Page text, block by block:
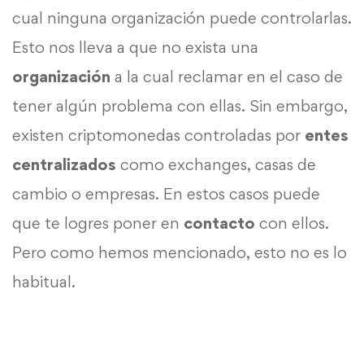
cual ninguna organización puede controlarlas.
Esto nos lleva a que no exista una
organización a la cual reclamar en el caso de
tener algún problema con ellas. Sin embargo,
existen criptomonedas controladas por entes
centralizados como exchanges, casas de
cambio o empresas. En estos casos puede
que te logres poner en contacto con ellos.
Pero como hemos mencionado, esto no es lo
habitual.